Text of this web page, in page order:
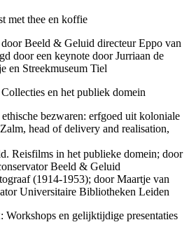
met thee en koffie
Beeld & Geluid directeur Eppo van
door een keynote door Jurriaan de
en Streekmuseum Tiel
en het publiek domein
ethische bezwaren: erfgoed uit koloniale
head of delivery and realisation,
Reisfilms in het publieke domein; door
Beeld & Geluid
(1914-1953); door Maartje van
Universitaire Bibliotheken Leiden
en gelijktijdige presentaties